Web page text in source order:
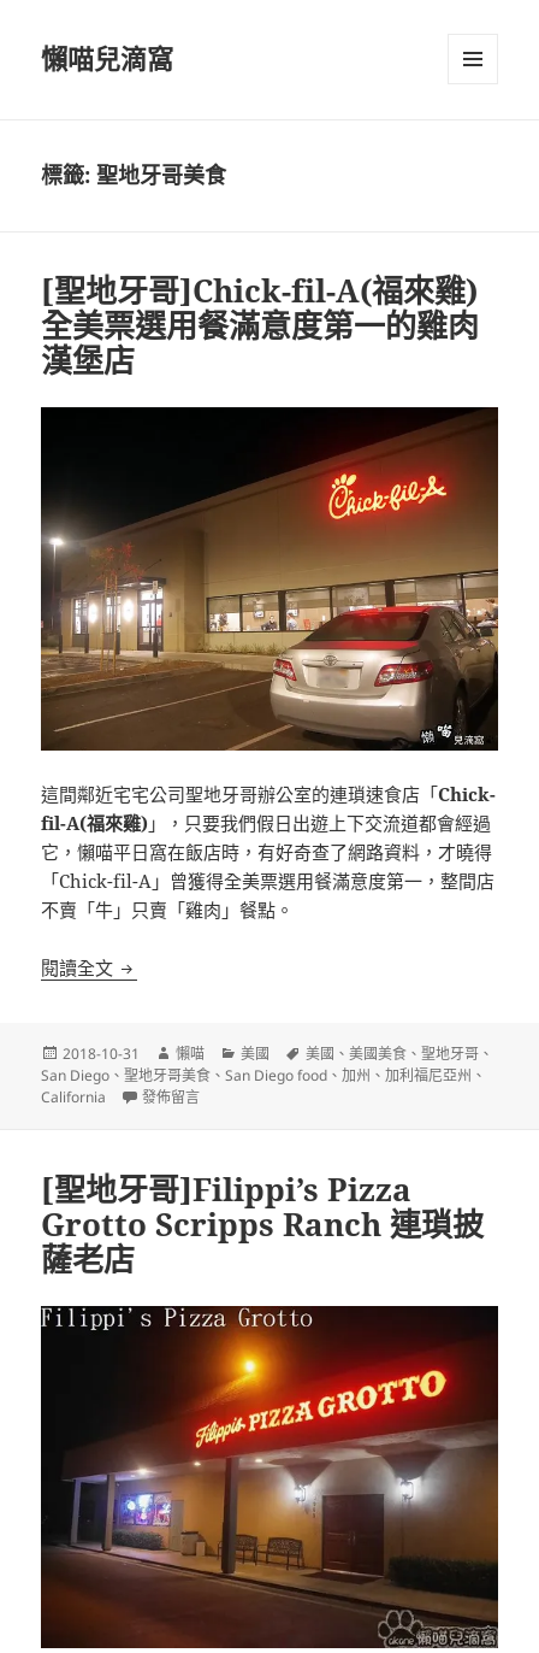
懶喵兒滴窩
標籤:聖地牙哥美食
[聖地牙哥]Chick-fil-A(福來雞)
全美票選用餐滿意度第一的雞肉
漢堡店
這間鄰近宅宅公司聖地牙哥辦公室的連瑣速食店「Chick-
fil-A(福來雞) 」，只要我們假日出遊上下交流道都會經過
它，懶喵平日窩在飯店時，有好奇查了網路資料，才曉得
「Chick-fil-A」曾獲得全美票選用餐滿意度第一，整間店
不賣「牛」只賣「雞肉」餐點。
閱讀全文 [聖地牙哥]Chick-fil-A(福來雞) 全美票選用餐滿意度
發
佈
日
2018-10-31
作
者
懶喵
分
類
美國
標
籤
美國 、美國美食 、聖地牙哥 、
San Diego 、聖地牙哥美食 、San Diego food 、加州 、加利福尼亞州 、
California
在〈[聖地牙哥]Chick-fil-A(福來雞) 全美票選用餐滿意度第一
發佈留言
[聖地牙哥]Filippi’s Pizza
Grotto Scripps Ranch 連瑣披
薩老店